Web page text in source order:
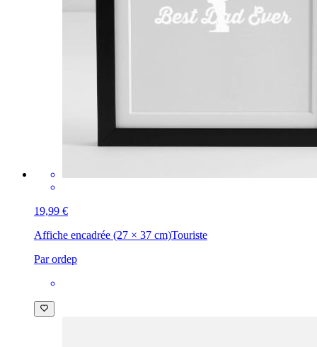
19,99 €
Affiche encadrée (27 × 37 cm)Touriste
Par ordep